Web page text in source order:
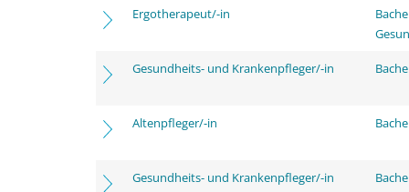
Ergotherapeut/-in
Gesundheits- und Krankenpfleger/-in
Altenpfleger/-in
Gesundheits- und Krankenpfleger/-in